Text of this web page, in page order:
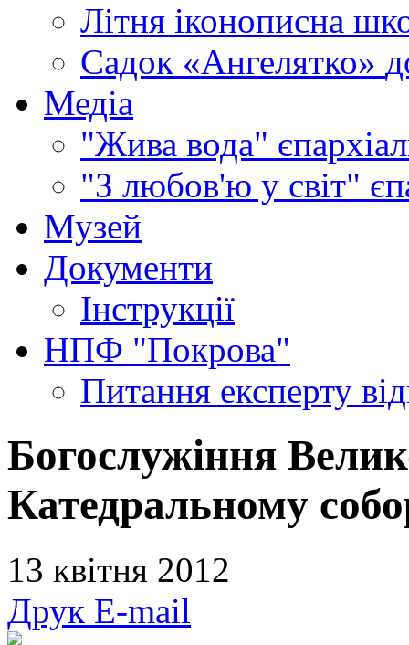
Літня іконописна
Садок «Ангелятко»
Медіа
"Жива вода"
"З любов'ю у світ"
Музей
Документи
Інструкції
НПФ "Покрова"
Питання експерту
Богослужіння
Катедральному
13 квітня 2012
Друк E-mail